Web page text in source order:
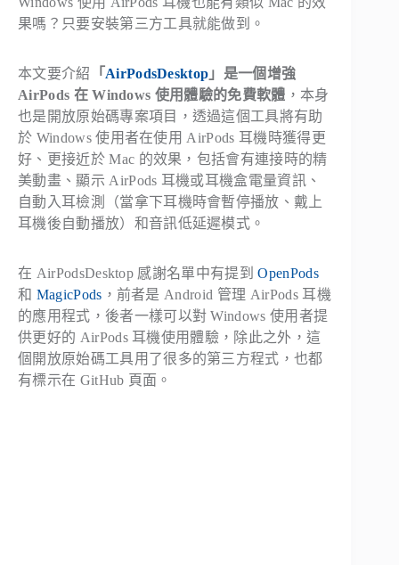
果嗎？只要安裝第三方工具就能做到。
本文要介紹 「 AirPodsDesktop 」是一個增強
AirPods 在 Windows 使用體驗的免費軟體 ，本身
也是開放原始碼專案項目，透過這個工具將有助
於 Windows 使用者在使用 AirPods 耳機時獲得更
好、更接近於 Mac 的效果，包括會有連接時的精
美動畫、顯示 AirPods 耳機或耳機盒電量資訊、
自動入耳檢測（當拿下耳機時會暫停播放、戴上
耳機後自動播放）和音訊低延遲模式。
在 AirPodsDesktop 感謝名單中有提到OpenPods
和 MagicPods ，前者是 Android 管理 AirPods 耳機
的應用程式，後者一樣可以對 Windows 使用者提
供更好的 AirPods 耳機使用體驗，除此之外，這
個開放原始碼工具用了很多的第三方程式，也都
有標示在 GitHub 頁面。